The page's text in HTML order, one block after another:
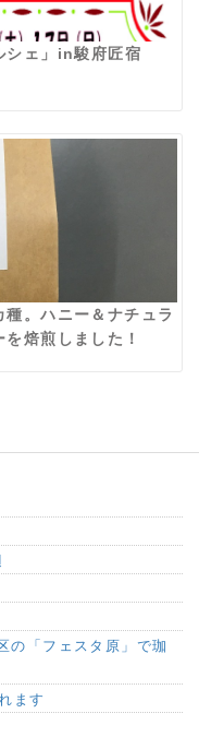
シェ」in駿府匠宿
。ハニー＆ナチュラ
焙煎しました！
「フェスタ原」で珈
ます